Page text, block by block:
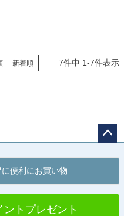
新着順 7件中 1-7件表示
へ
便利にお買い物
ントプレゼント